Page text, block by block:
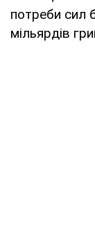
потреби сил
мільярдів